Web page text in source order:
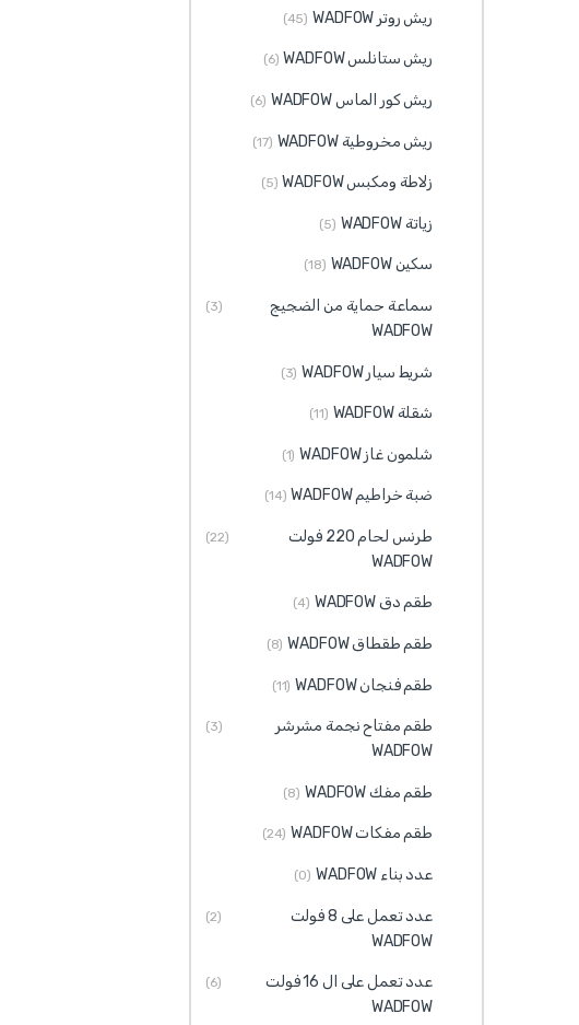
ريش روتر WADFOW (45)
ريش ستانلس WADFOW (6)
ريش كور الماس WADFOW (6)
ريش مخروطية WADFOW (17)
زلاطة ومكبس WADFOW (5)
زياتة WADFOW (5)
سكين WADFOW (18)
سماعة حماية من الضجيج
WADFOW
(3)
شريط سيار WADFOW (3)
شقلة WADFOW (11)
شلمون غاز WADFOW (1)
ضبة خراطيم WADFOW (14)
طرنس لحام 220 فولت
WADFOW
(22)
طقم دق WADFOW (4)
طقم طقطاق WADFOW (8)
طقم فنجان WADFOW (11)
طقم مفتاح نجمة مشرشر
WADFOW
(3)
طقم مفك WADFOW (8)
طقم مفكات WADFOW (24)
عدد بناء WADFOW (0)
عدد تعمل على 8 فولت
WADFOW
(2)
عدد تعمل على ال 16 فولت
WADFOW
(6)